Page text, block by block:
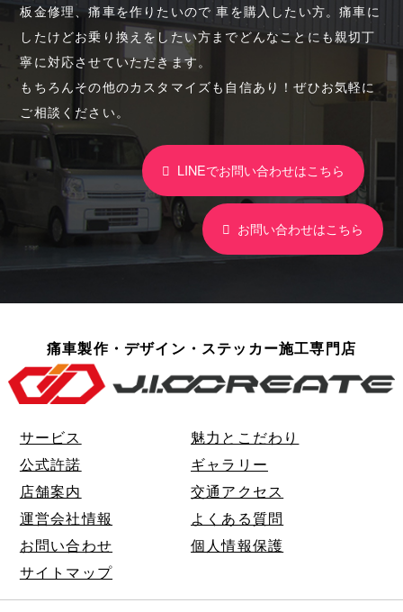
板金修理、痛車を作りたいので 車を購入したい方。痛車に
したけどお乗り換えをしたい方までどんなことにも親切丁
寧に対応させていただきます。
もちろんその他のカスタマイズも自信あり！ぜひお気軽に
ご相談ください。
LINEでお問い合わせはこちら
お問い合わせはこちら
痛車製作・デザイン・ステッカー施工専門店
サービス
魅力とこだわり
公式許諾
ギャラリー
店舗案内
交通アクセス
運営会社情報
よくある質問
お問い合わせ
個人情報保護
サイトマップ